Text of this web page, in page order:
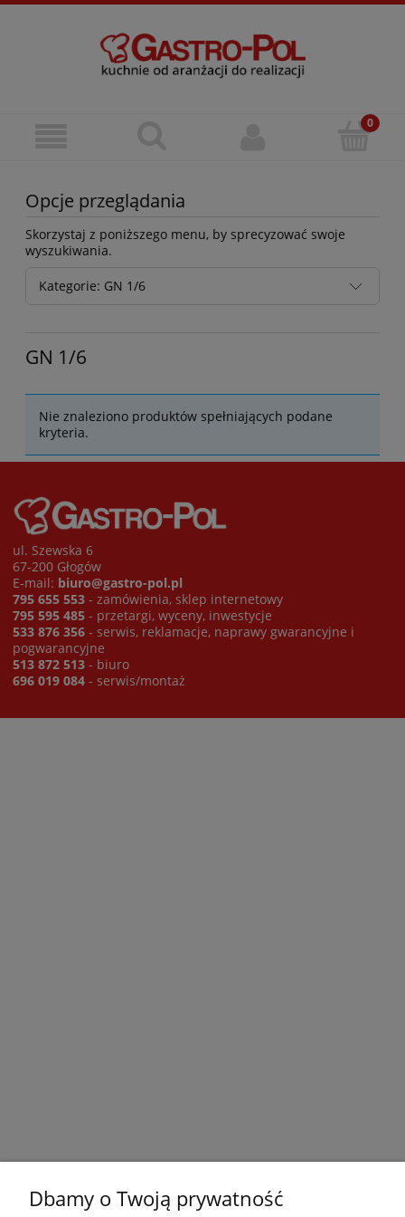
Opcje przeglądania
Skorzystaj z poniższego menu, by sprecyzować swoje
wyszukiwania.
Kategorie: GN 1/6
GN 1/6
Nie znaleziono produktów spełniających podane
kryteria.
ul. Szewska 6
67-200 Głogów
E-mail: biuro@gastro-pol.pl
795 655 553 - zamówienia, sklep internetowy
795 595 485 - przetargi, wyceny, inwestycje
533 876 356 - serwis, reklamacje, naprawy gwarancyjne i
pogwarancyjne
513 872 513 - biuro
696 019 084 - serwis/montaż
Dbamy o Twoją prywatność